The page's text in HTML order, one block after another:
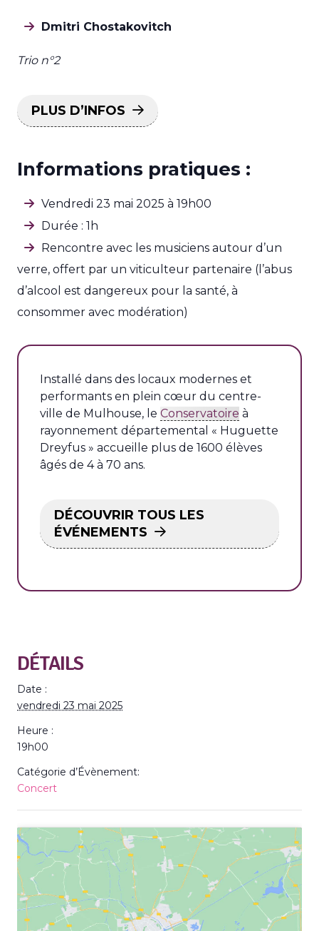
Dmitri Chostakovitch
Trio n°2
PLUS D’INFOS
Informations pratiques :
Vendredi 23 mai 2025 à 19h00
Durée : 1h
Rencontre avec les musiciens autour d’un
verre, offert par un viticulteur partenaire (l’abus
d’alcool est dangereux pour la santé, à
consommer avec modération)
Installé dans des locaux modernes et
performants en plein cœur du centre-
ville de Mulhouse, le Conservatoire à
rayonnement départemental « Huguette
Dreyfus » accueille plus de 1600 élèves
âgés de 4 à 70 ans.
DÉCOUVRIR TOUS LES
ÉVÉNEMENTS
DÉTAILS
Date :
vendredi 23 mai 2025
Heure :
19h00
Catégorie d’Évènement:
Concert